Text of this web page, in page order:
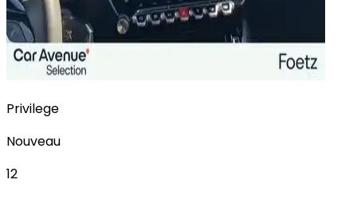
Privilege
Nouveau
12